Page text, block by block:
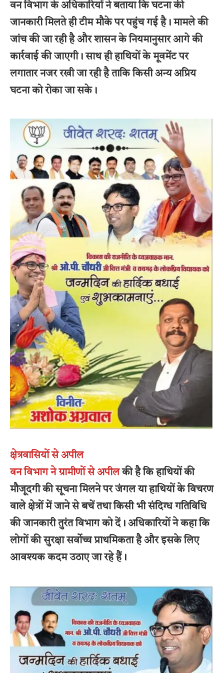
वन विभाग के अधिकारियों ने बताया कि घटना की
जानकारी मिलते ही टीम मौके पर पहुंच गई है। मामले की
जांच की जा रही है और शासन के नियमानुसार आगे की
कार्रवाई की जाएगी। साथ ही हाथियों के मूवमेंट पर
लगातार नजर रखी जा रही है ताकि किसी अन्य अप्रिय
घटना को रोका जा सके।
क्षेत्रवासियों से अपील
वन विभाग ने ग्रामीणों से अपीलकी है कि हाथियों की
मौजूदगी की सूचना मिलने पर जंगल या हाथियों के विचरण
वाले क्षेत्रों में जाने से बचें तथा किसी भी संदिग्ध गतिविधि
की जानकारी तुरंत विभाग को दें। अधिकारियों ने कहा कि
लोगों की सुरक्षा सर्वोच्च प्राथमिकता है और इसके लिए
आवश्यक कदम उठाए जा रहे हैं।